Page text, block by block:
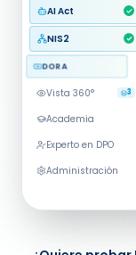
AI Act
NIS2
DORA
Administración